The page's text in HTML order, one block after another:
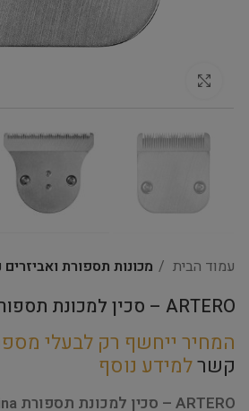
עמוד הבית מכונות תספורת ואביזרים
ARTERO – סכין למכונת תספורת Bambina
המחיר ייחשף רק לבעלי
קשרלמידע נוסף
ARTERO – סכין למכונת תספורת Bambina